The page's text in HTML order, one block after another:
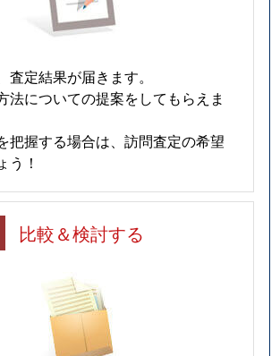
査定結果が届きます。
法についての提案をしてもらえま
把握する場合は、訪問査定の希望
う！
比較＆検討する